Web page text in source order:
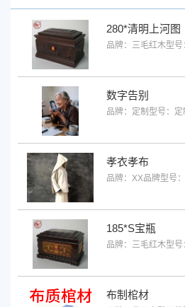
280*清明上河图
品牌：三毛红木型
数字告别
品牌：定制 型号：定
孝衣孝布
品牌：XX品牌型号
185*S宝瓶
品牌：三毛红木型
布制棺材